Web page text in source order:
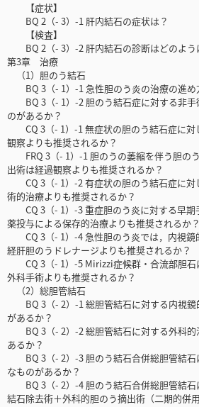
【症状】
BQ 2（- 3）-1 肝内結石の症状は？
【検査】
BQ 2（- 3）-2 肝内結石の診断はどのよう
第3章 治療
（1）胆のう結石
BQ 3（- 1）-1 急性胆のう炎の治療の進め
BQ 3（- 1）-2 胆のう結石症に対する非手
のがあるか？
CQ 3（- 1）-1 無症状の胆のう結石症に対
観察よりも推奨されるか？
FRQ 3（- 1）-1 胆のうの萎縮を伴う胆の
出術は経過観察よりも推奨されるか？
CQ 3（- 1）-2 有症状の胆のう結石症に対
術的治療よりも推奨されるか？
CQ 3（- 1）-3 重症胆のう炎に対する早期
薬投与による保存的治療よりも推奨されるか？
CQ 3（- 1）-4 急性胆のう炎では，内視鏡
経肝胆のうドレナージよりも推奨されるか？
CQ 3（- 1）-5 Mirizzi症候群・合流部胆石
外科手術よりも推奨されるか？
（2）総胆管結石
BQ 3（- 2）-1 総胆管結石に対する内視鏡
があるか？
BQ 3（- 2）-2 総胆管結石に対する外科的
あるか？
BQ 3（- 2）-3 胆のう結石合併総胆管結石
なものがあるか？
BQ 3（- 2）-4 胆のう結石合併総胆管結石
結石除去術＋外科的胆のう摘出術（二期的併